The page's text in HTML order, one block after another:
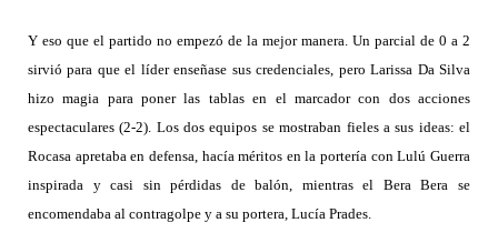
Y eso que el partido no empezó de la mejor manera. Un parcial de 0 a 2
sirvió para que el líderenseñase suscredenciales, pero Larissa Da Silva
hizo magia para poner las tablas en el marcador con dos acciones
espectaculares (2-2). Los dos equipos se mostraban fieles a sus ideas: el
Rocasa apretaba en defensa, hacía méritos en la portería con Lulú Guerra
inspirada y casi sin pérdidas de balón, mientrasel Bera Bera se
encomendaba al contragolpe y a su portera, Lucía Prades.